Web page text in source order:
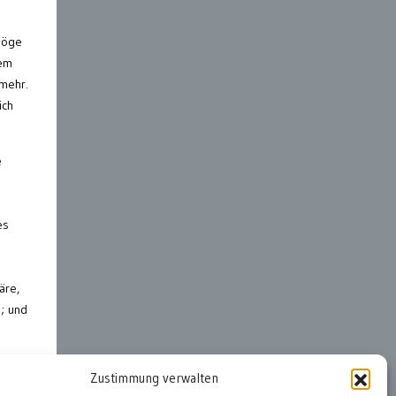
Zustimmung verwalten
und